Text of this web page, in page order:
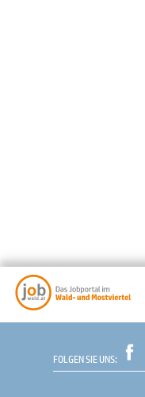
FOLGEN SIE UNS: